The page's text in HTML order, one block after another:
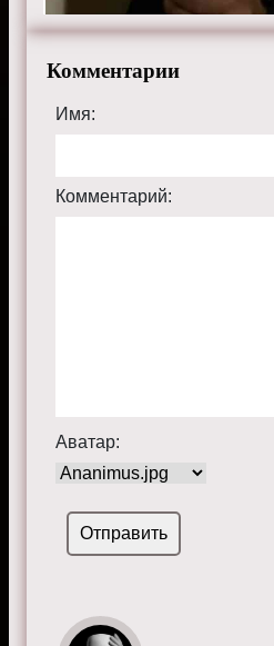
Комментарии
Имя:
Комментарий:
Аватар: